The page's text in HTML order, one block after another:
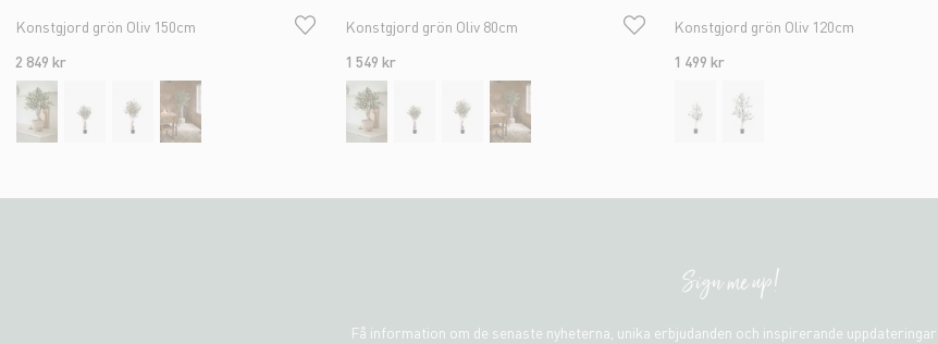
Konstgjord grön Oliv 150cm
2 849 kr
Konstgjord grön Oliv 80cm
1 549 kr
Konstgjord grön Oliv 120cm
1 499 kr
Sign me up!
Få information om de senaste nyheterna, unika erbjudanden och inspirerande